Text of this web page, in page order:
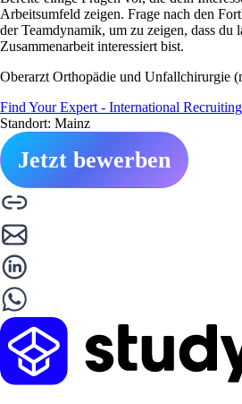
Arbeitsumfeld zeigen. Frage nach den
der Teamdynamik, um zu zeigen, dass du
Zusammenarbeit interessiert bist.
Oberarzt Orthopädie und Unfallchirurgie
Find Your Expert - International Recruiting
Standort: Mainz
Jetzt bewerben